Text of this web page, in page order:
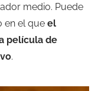
medio. Puede
en el que el
película de
.